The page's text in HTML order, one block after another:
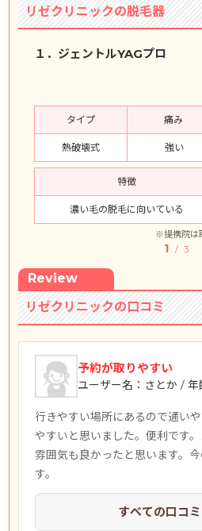
全身
詳しく
70,020円
5回コース
詳しく
5回コース
顔
詳しく
73,440円
5回コース
ワキ
詳しく
見る
9,800円
リゼクリニックの脱毛器
１．ジェントルYAGプロ
タイプ 痛み
熱破壊式 強い
特徴
濃い毛の脱毛に向いている
※提携院は
1 / 3
Review
リゼクリニックの口コミ
予約が取りやすい
ユーザー名：さとか / 年
行きやすい場所にあるので通い
やすいと思いました。便利です
雰囲気も良かったと思います。
す。
すべての口コ